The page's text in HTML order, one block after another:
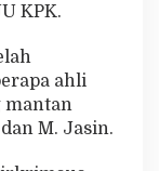
KPK.
ahli
mantan
M. Jasin.